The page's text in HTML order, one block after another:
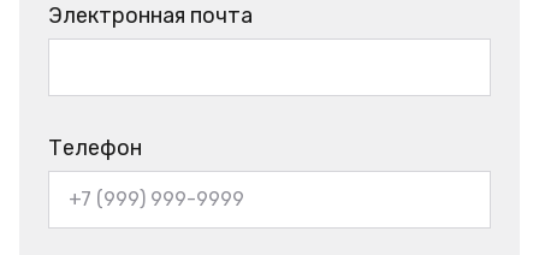
Электронная почта
Телефон